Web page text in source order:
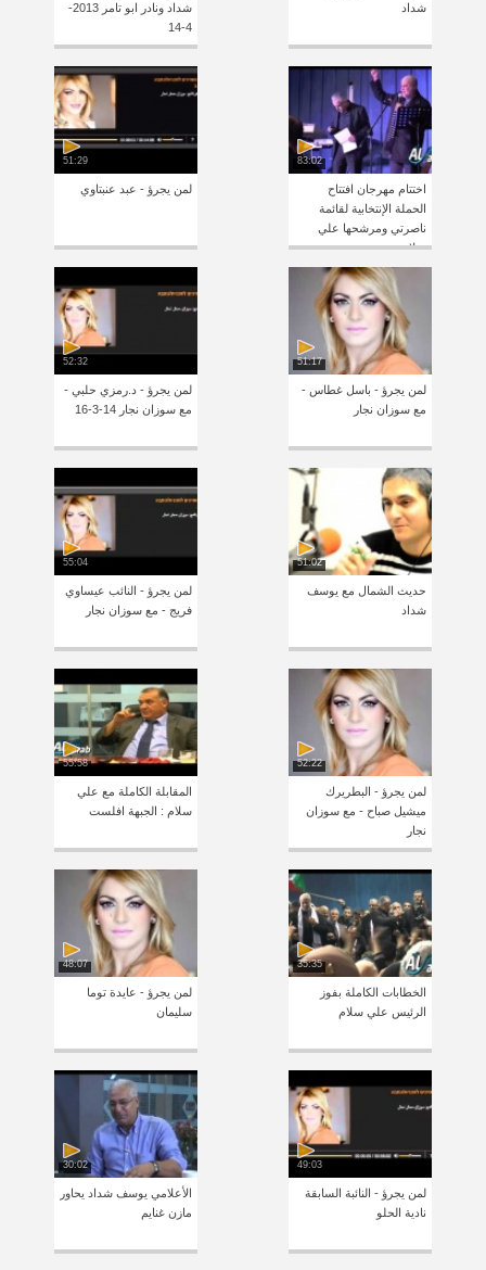
شداد
شداد ونادر ابو تامر 2013-
4-14
83:02
اختتام مهرجان افتتاح
الحملة الإنتخابية لقائمة
ناصرتي ومرشحها علي
سلام بحضور مهيب
51:29
لمن يجرؤ - عبد عنبتاوي
51:17
لمن يجرؤ - باسل غطاس -
مع سوزان نجار
52:32
لمن يجرؤ - د.رمزي حلبي -
مع سوزان نجار 14-3-16
51:02
حديث الشمال مع يوسف
شداد
55:04
لمن يجرؤ - النائب عيساوي
فريج - مع سوزان نجار
52:22
لمن يجرؤ - البطريرك
ميشيل صباح - مع سوزان
نجار
55:58
المقابلة الكاملة مع علي
سلام : الجبهة افلست
35:35
الخطابات الكاملة بفوز
الرئيس علي سلام
48:07
لمن يجرؤ - عايدة توما
سليمان
49:03
لمن يجرؤ - النائبة السابقة
نادية الحلو
30:02
الأعلامي يوسف شداد يحاور
مازن غنايم